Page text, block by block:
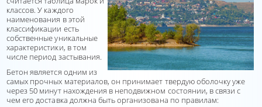
классов. У каждого
наименования в этой
классификации есть
собственные уникальные
характеристики, в том
числе период застывания.
Бетон является одним из
самых прочных материалов, он принимает твердую оболочку уже
через 50 минут нахождения в неподвижном состоянии, в связи с
чем его доставка должна быть организована по правилам: